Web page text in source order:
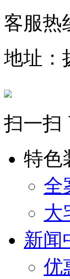
客服热
地址：
扫一扫
特色
全
大
新闻
优